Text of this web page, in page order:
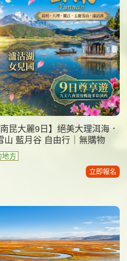
昆大麗9日】絕美大理洱海．
山 藍月谷 自由行｜無購物
地方
立即報名